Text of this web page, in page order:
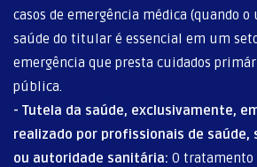
casos de emergência médica (quando o
saúde do titular é essencial em um
emergência que presta cuidados
pública.
- Tutela da saúde, exclusivamente,
realizado por profissionais de saúde,
ou autoridade sanitária: O tratamento